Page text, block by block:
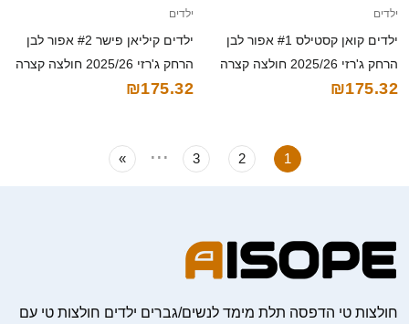
ילדים
ילדים קואן קסטילס #1 אפור לבן
הרחק ג'רזי 2025/26 חולצה קצרה
₪175.32
ילדים
ילדים קיליאן פישר #2 אפור לבן
הרחק ג'רזי 2025/26 חולצה קצרה
₪175.32
1
2
3
...
»
חולצות טי הדפסה תלת מימד לנשים/גברים ילדים חולצות טי עם